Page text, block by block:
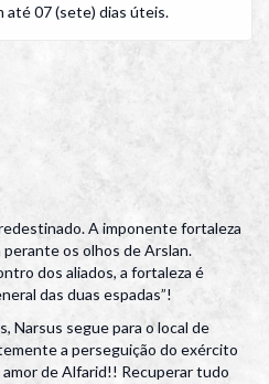
até 07 (sete) dias úteis.
A imponente fortaleza
os olhos de Arslan.
dos aliados, a fortaleza é
das duas espadas”!
Narsus segue para o local de
a perseguição do exército
de Alfarid!! Recuperar tudo